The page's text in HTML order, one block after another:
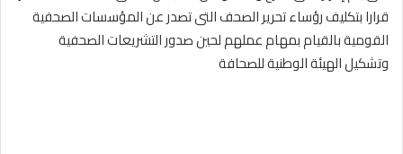
قرارا بتكليف رؤساء تحرير الصحف التى تصدر عن المؤسسات الصحفية
القومية بالقيام بمهام عملهم لحين صدور التشريعات الصحفية
وتشكيل الهيئة الوطنية للصحافة